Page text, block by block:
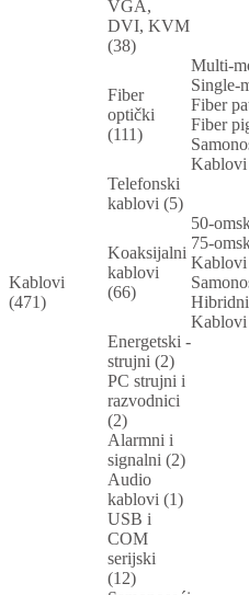
Kablovi
(471)
VGA,
DVI, KVM
(38)
Fiber
optički
(111)
Multi-
Single-
Fiber
Fiber
Kablovi
Telefonski
kablovi (5)
Koaksijalni
kablovi
(66)
50-
75-
Kablovi
Kablovi
Energetski -
strujni (2)
PC strujni i
razvodnici
(2)
Alarmni i
signalni (2)
Audio
kablovi (1)
USB i
COM
serijski
(12)